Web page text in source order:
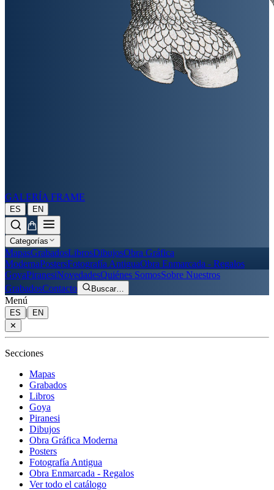
GALERÍA FRAME
ES | EN
Categorías
MapasGrabadosLibrosDibujosObra Gráfica
ModernaPostersFotografía AntiguaObra Enmarcada - Regalos
GoyaPiranesiNovedadesQuiénes SomosSobre Nuestros
GrabadosContacto Buscar…
Menú
ES |
EN
✕
Secciones
Mapas
Grabados
Libros
Goya
Piranesi
Dibujos
Obra Gráfica Moderna
Posters
Fotografía Antigua
Obra Enmarcada - Regalos
Ver todo el catálogo